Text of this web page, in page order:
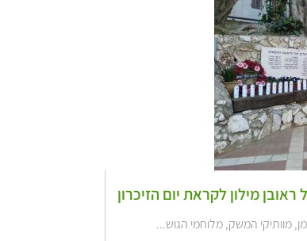
מילון לקראת יום הזיכרון
מוותיקי המשק, מלוחמי הגוש...